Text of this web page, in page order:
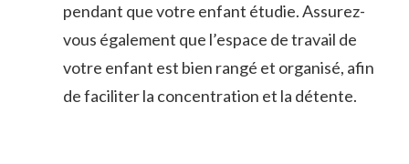
pendant que votre enfant étudie. Assurez-
vous également que l’espace ⁣de ​travail de ​
votre enfant ​est bien rangé et organisé, afin
de faciliter la concentration et la détente.